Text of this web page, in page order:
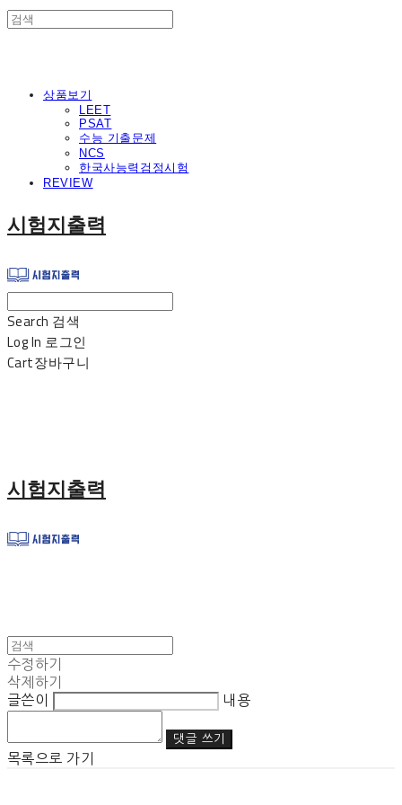
상품보기
LEET
PSAT
수능 기출문제
NCS
한국사능력검정시험
REVIEW
시험지출력
Search 검색
Log In 로그인
Cart장바구니
시험지출력
수정하기
삭제하기
글쓴이
내용
댓글 쓰기
목록으로 가기